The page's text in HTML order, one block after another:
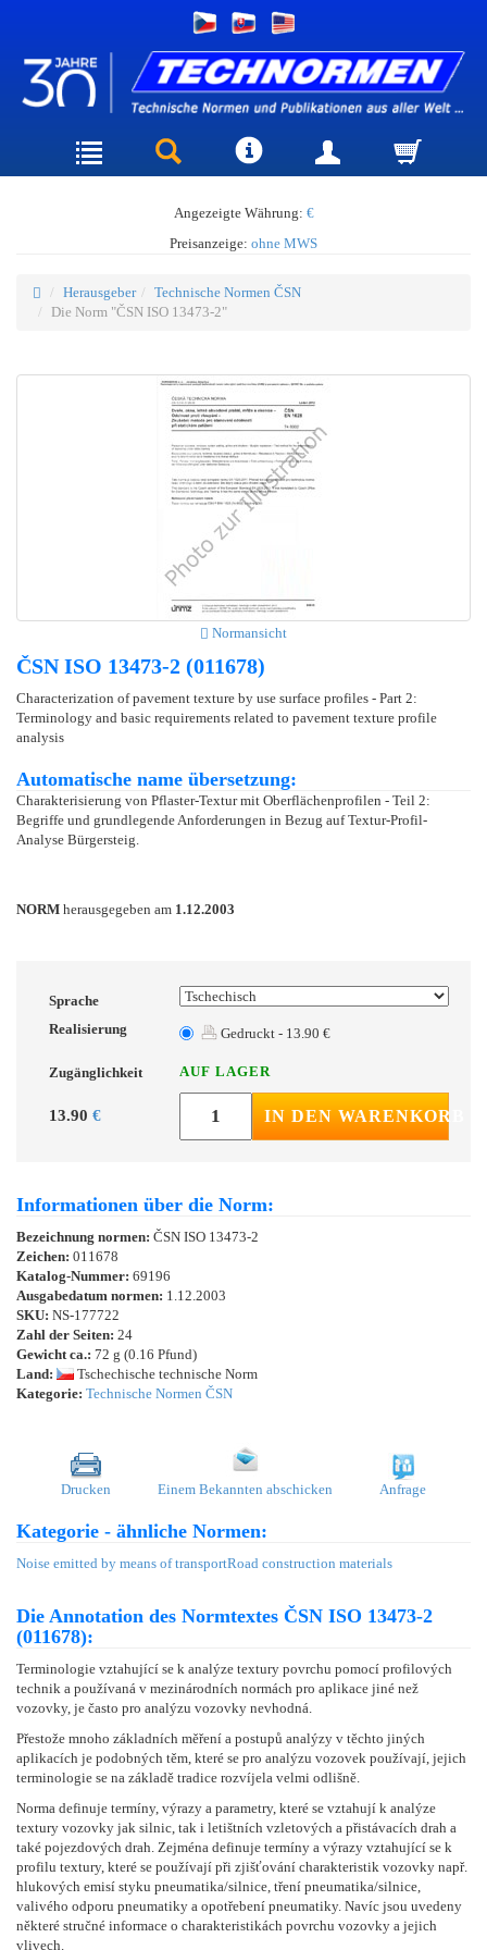
Angezeigte Währung: €
Preisanzeige: ohne MWS
Herausgeber
Technische Normen ČSN
Die Norm "ČSN ISO 13473-2"
Normansicht
ČSN ISO 13473-2 (011678)
Characterization of pavement texture by use surface profiles - Part 2:
Terminology and basic requirements related to pavement texture profile
analysis
Automatische name übersetzung:
Charakterisierung von Pflaster-Textur mit Oberflächenprofilen - Teil 2:
Begriffe und grundlegende Anforderungen in Bezug auf Textur-Profil-
Analyse Bürgersteig.
NORM herausgegeben am 1.12.2003
Sprache
Realisierung
Gedruckt - 13.90 €
Zugänglichkeit AUF LAGER
13.90 € IN DEN WARENKORB
Informationen über die Norm:
Bezeichnung normen: ČSN ISO 13473-2
Zeichen: 011678
Katalog-Nummer: 69196
Ausgabedatum normen: 1.12.2003
SKU: NS-177722
Zahl der Seiten: 24
Gewicht ca.: 72 g (0.16 Pfund)
Land:
Tschechische technische Norm
Kategorie: Technische Normen ČSN
Drucken Einem Bekannten abschicken Anfrage
Kategorie - ähnliche Normen:
Noise emitted by means of transportRoad construction materials
Die Annotation des Normtextes ČSN ISO 13473-2
(011678):
Terminologie vztahující se k analýze textury povrchu pomocí profilových
technik a používaná v mezinárodních normách pro aplikace jiné než
vozovky, je často pro analýzu vozovky nevhodná.
Přestože mnoho základních měření a postupů analýzy v těchto jiných
aplikacích je podobných těm, které se pro analýzu vozovek používají, jejich
terminologie se na základě tradice rozvíjela velmi odlišně.
Norma definuje termíny, výrazy a parametry, které se vztahují k analýze
textury vozovky jak silnic, tak i letištních vzletových a přistávacích drah a
také pojezdových drah. Zejména definuje termíny a výrazy vztahující se k
profilu textury, které se používají při zjišťování charakteristik vozovky např.
hlukových emisí styku pneumatika/silnice, tření pneumatika/silnice,
valivého odporu pneumatiky a opotřebení pneumatiky. Navíc jsou uvedeny
některé stručné informace o charakteristikách povrchu vozovky a jejich
vlivech.